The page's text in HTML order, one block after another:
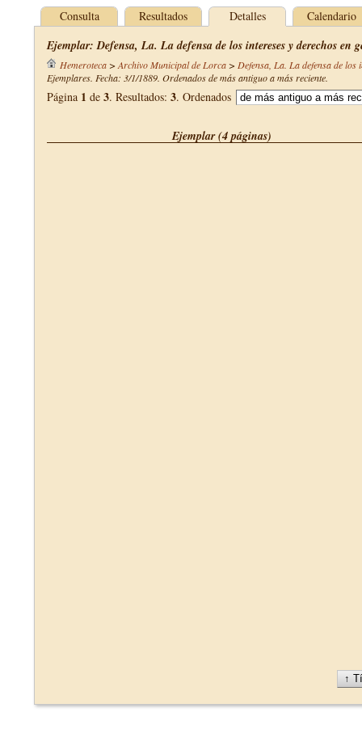
Consulta Resultados Detalles Calendario
Ejemplar: Defensa, La. La defensa de los intereses y derechos en
Hemeroteca> Archivo Municipal de Lorca> Defensa, La. La defensa de los
Ejemplares. Fecha: 3/1/1889. Ordenados de más antiguo a más reciente.
Página 1 de 3. Resultados: 3. Ordenados
Ejemplar (4 páginas)